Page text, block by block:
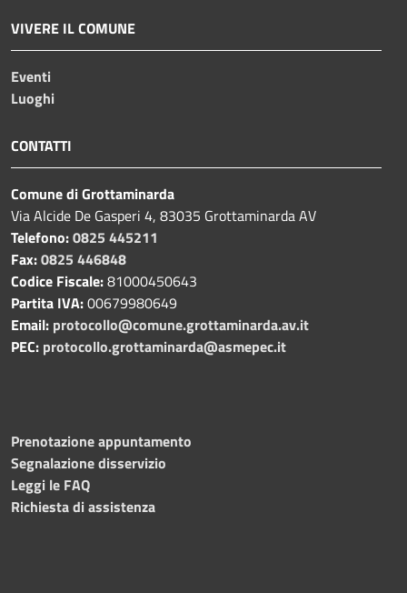
VIVERE IL COMUNE
Eventi
Luoghi
CONTATTI
Comune di Grottaminarda
Via Alcide De Gasperi 4, 83035 Grottaminarda AV
Telefono:0825 445211
Fax:0825 446848
Codice Fiscale:81000450643
Partita IVA:00679980649
Email: protocollo@comune.grottaminarda.av.it
PEC: protocollo.grottaminarda@asmepec.it
Prenotazione appuntamento
Segnalazione disservizio
Leggi le FAQ
Richiesta di assistenza